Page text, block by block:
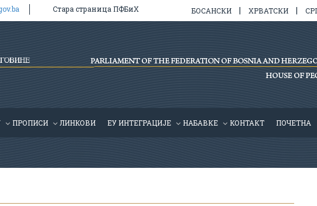
Стара страница ПФБиХ БОСАНСКИ | ХРВАТСКИ |
ПРОПИСИ ЛИНКОВИ ЕУ ИНТЕГРАЦИЈЕ HАБАВКЕ КОНТАКТ ПОЧЕТНА